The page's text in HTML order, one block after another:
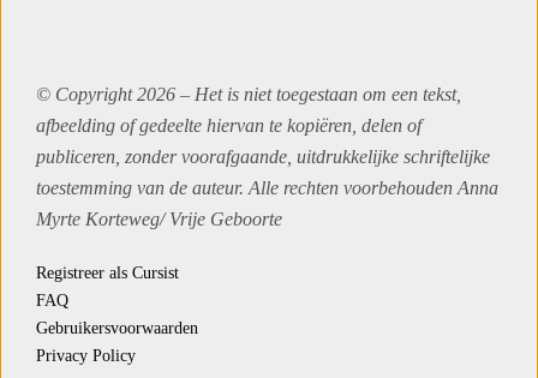
© Copyright 2026 – Het is niet toegestaan om een tekst,
afbeelding of gedeelte hiervan te kopiëren, delen of
publiceren, zonder voorafgaande, uitdrukkelijke schriftelijke
toestemming van de auteur. Alle rechten voorbehouden Anna
Myrte Korteweg/Vrije Geboorte
Registreer als Cursist
FAQ
Gebruikersvoorwaarden
Privacy Policy